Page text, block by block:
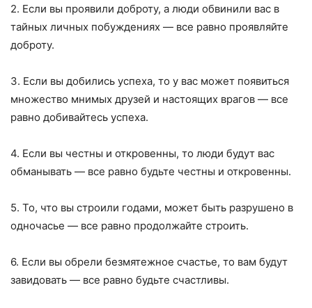
2. Если вы проявили доброту, а люди обвинили вас в
тайных личных побуждениях — все равно проявляйте
доброту.
3. Если вы добились успеха, то у вас может появиться
множество мнимых друзей и настоящих врагов — все
равно добивайтесь успеха.
4. Если вы честны и откровенны, то люди будут вас
обманывать — все равно будьте честны и откровенны.
5. То, что вы строили годами, может быть разрушено в
одночасье — все равно продолжайте строить.
6. Если вы обрели безмятежное счастье, то вам будут
завидовать — все равно будьте счастливы.